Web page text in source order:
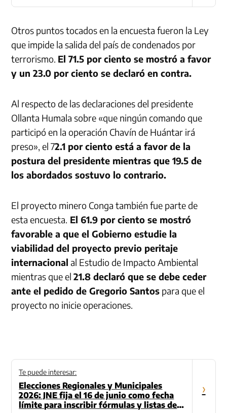
Otros puntos tocados en la encuesta fueron la Ley
que impide la salida del país de condenados por
terrorismo. El 71.5 por ciento se mostró a favor
y un 23.0 por ciento se declaró en contra.
Al respecto de las declaraciones del presidente
Ollanta Humala sobre «que ningún comando que
participó en la operación Chavín de Huántar irá
preso», el 72.1 por ciento está a favor de la
postura del presidente mientras que 19.5 de
los abordados sostuvo lo contrario.
El proyecto minero Conga también fue parte de
esta encuesta. El 61.9 por ciento se mostró
favorable a que el Gobierno estudie la
viabilidad del proyecto previo peritaje
internacional al Estudio de Impacto Ambiental
mientras que el21.8 declaró que se debe ceder
ante el pedido de Gregorio Santos para que el
proyecto no inicie operaciones.
Te puede interesar:
Elecciones Regionales y Municipales
2026: JNE fija el 16 de junio como fecha
límite para inscribir fórmulas y listas de
›